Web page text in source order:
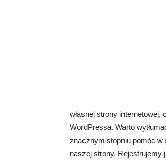
własnej strony
WordPressa. Warto
znacznym stopniu pomóc w
naszej strony. Rejestrujemy